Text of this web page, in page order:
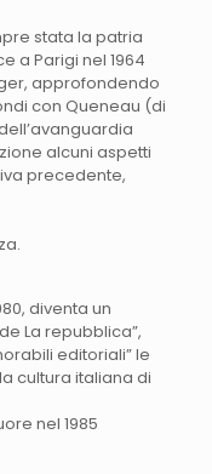
stata la patria
a Parigi nel 1964
approfondendo
con Queneau (di
alcuni aspetti
precedente,
diventa un
La repubblica”,
editoriali” le
cultura italiana di
nel 1985